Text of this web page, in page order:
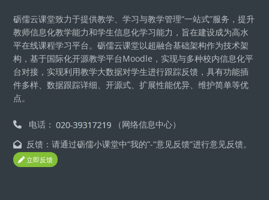
砺儒云课堂致力于提供教学、学习与教学管理“一站式”服务，提升
教师信息化教学能力和学生信息化学习能力，旨在建设成为高水
平在线课程学习平台。砺儒云课堂以超融合基础架构作为技术架
构，基于国际化开源教学平台Moodle，实现与多种校内信息化平
台对接，实现利用教学大数据对学生进行跟踪反馈，具有功能插
件多样、数据跟踪详细、开源式、扩展性能优异、维护简单等优
点。
电话：
（网络信息中心）
反馈：请通过砺儒小课堂中“我的”-“意见反馈”进行意见反馈。
立即反馈